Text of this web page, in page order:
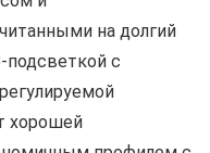
на долгий
подсветкой с
хорошей